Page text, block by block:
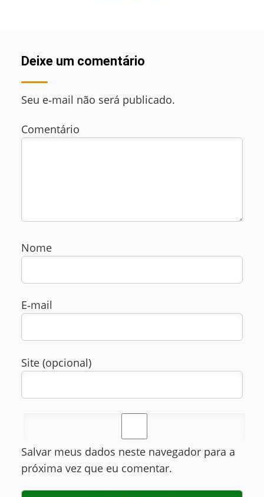
Deixe um comentário
Seu e‑mail não será publicado.
Comentário
Nome
E‑mail
Site (opcional)
Salvar meus dados neste navegador para a
próxima vez que eu comentar.